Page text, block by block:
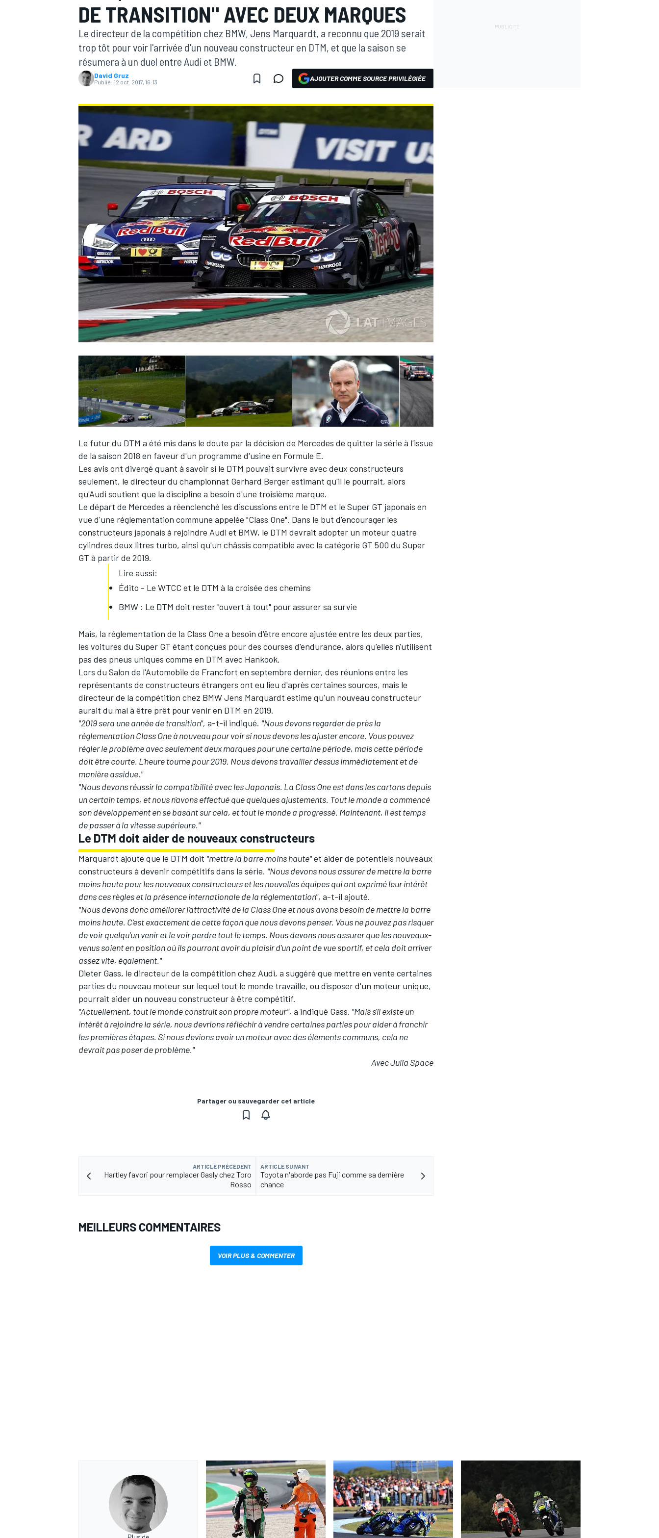
MOTOGP
WRC
WEC
AUTRES CHAMPIONNATS
DE TRANSITION" AVEC DEUX MARQUES
Le directeur de la compétition chez BMW, Jens Marquardt, a reconnu que 2019 serait
trop tôt pour voir l'arrivée d'un nouveau constructeur en DTM, et que la saison se
résumera à un duel entre Audi et BMW.
David Gruz
Publié: 12 oct. 2017, 16:13 AJOUTER COMME SOURCE PRIVILÉGIÉE
Le futur du DTM a été mis dans le doute par la décision de Mercedes de quitter la série à l'issue
de la saison 2018 en faveur d'un programme d'usine en Formule E.
Les avis ont divergé quant à savoir si le DTM pouvait survivre avec deux constructeurs
seulement, le directeur du championnat Gerhard Berger estimant qu'il le pourrait, alors
qu'Audi soutient que la discipline a besoin d'une troisième marque.
Le départ de Mercedes a réenclenché les discussions entre le DTM et le Super GT japonais en
vue d'une réglementation commune appelée "Class One". Dans le but d'encourager les
constructeurs japonais à rejoindre Audi et BMW, le DTM devrait adopter un moteur quatre
cylindres deux litres turbo, ainsi qu'un châssis compatible avec la catégorie GT 500 du Super
GT à partir de 2019.
Lire aussi:
Édito - Le WTCC et le DTM à la croisée des chemins
BMW : Le DTM doit rester "ouvert à tout" pour assurer sa survie
Mais, la réglementation de la Class One a besoin d'être encore ajustée entre les deux parties,
les voitures du Super GT étant conçues pour des courses d'endurance, alors qu'elles n'utilisent
pas des pneus uniques comme en DTM avec Hankook.
Lors du Salon de l'Automobile de Francfort en septembre dernier, des réunions entre les
représentants de constructeurs étrangers ont eu lieu d'après certaines sources, mais le
directeur de la compétition chez BMW Jens Marquardt estime qu'un nouveau constructeur
aurait du mal à être prêt pour venir en DTM en 2019.
"2019 sera une année de transition", a-t-il indiqué. "Nous devons regarder de près la
réglementation Class One à nouveau pour voir si nous devons les ajuster encore. Vous pouvez
régler le problème avec seulement deux marques pour une certaine période, mais cette période
doit être courte. L'heure tourne pour 2019. Nous devons travailler dessus immédiatement et de
manière assidue."
"Nous devons réussir la compatibilité avec les Japonais. La Class One est dans les cartons depuis
un certain temps, et nous n'avons effectué que quelques ajustements. Tout le monde a commencé
son développement en se basant sur cela, et tout le monde a progressé. Maintenant, il est temps
de passer à la vitesse supérieure."
Le DTM doit aider de nouveaux constructeurs
Marquardt ajoute que le DTM doit "mettre la barre moins haute"et aider de potentiels nouveaux
constructeurs à devenir compétitifs dans la série. "Nous devons nous assurer de mettre la barre
moins haute pour les nouveaux constructeurs et les nouvelles équipes qui ont exprimé leur intérêt
dans ces règles et la présence internationale de la réglementation", a-t-il ajouté.
"Nous devons donc améliorer l'attractivité de la Class One et nous avons besoin de mettre la barre
moins haute. C'est exactement de cette façon que nous devons penser. Vous ne pouvez pas risquer
de voir quelqu'un venir et le voir perdre tout le temps. Nous devons nous assurer que les nouveaux-
venus soient en position où ils pourront avoir du plaisir d'un point de vue sportif, et cela doit arriver
assez vite, également."
Dieter Gass, le directeur de la compétition chez Audi, a suggéré que mettre en vente certaines
parties du nouveau moteur sur lequel tout le monde travaille, ou disposer d'un moteur unique,
pourrait aider un nouveau constructeur à être compétitif.
"Actuellement, tout le monde construit son propre moteur", a indiqué Gass. "Mais s'il existe un
intérêt à rejoindre la série, nous devrions réfléchir à vendre certaines parties pour aider à franchir
les premières étapes. Si nous devions avoir un moteur avec des éléments communs, cela ne
devrait pas poser de problème."
Avec Julia Space
Partager ou sauvegarder cet article
ARTICLE PRÉCÉDENT
Hartley favori pour remplacer Gasly chez Toro
Rosso
ARTICLE SUIVANT
Toyota n'aborde pas Fuji comme sa dernière
chance
MEILLEURS COMMENTAIRES
VOIR PLUS & COMMENTER